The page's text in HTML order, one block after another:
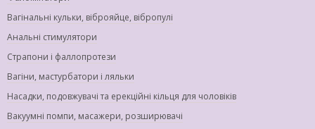
Вагінальні кульки, віброяйце, вібропулі
Анальні стимулятори
Страпони і фаллопротези
Вагіни, мастурбатори і ляльки
Насадки, подовжувачі та ерекційні кільця для чоловіків
Вакуумні помпи, масажери, розширювачі